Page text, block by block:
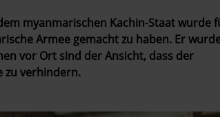
myanmarischen Kachin-Staat wurde
Armee gemacht zu haben. Er
vor Ort sind der Ansicht, dass der
zu verhindern.